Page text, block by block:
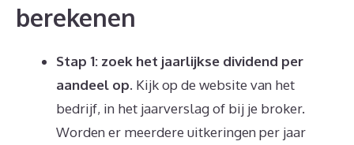
berekenen
Stap 1: zoek het jaarlijkse dividend per
aandeel op. Kijk op de website van het
bedrijf, in het jaarverslag of bij je broker.
Worden er meerdere uitkeringen per jaar